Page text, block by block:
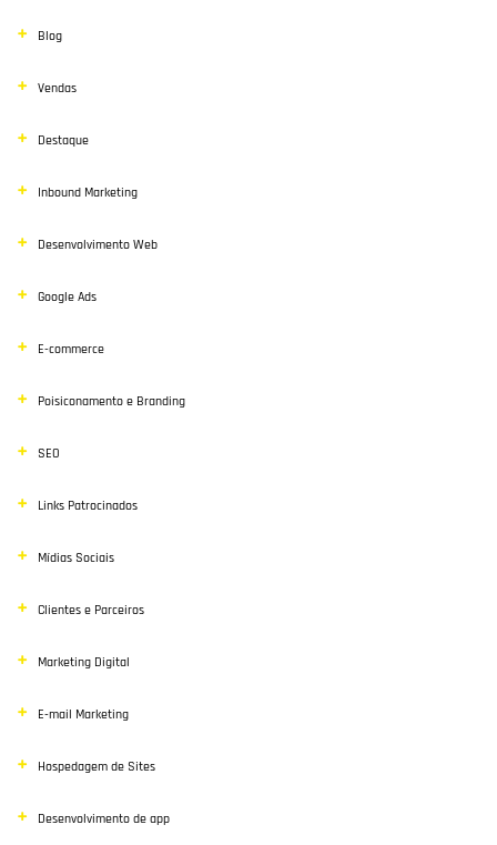
Blog
Vendas
Destaque
Inbound Marketing
Desenvolvimento Web
Google Ads
E-commerce
Poisiconamento e Branding
SEO
Links Patrocinados
Mídias Sociais
Clientes e Parceiros
Marketing Digital
E-mail Marketing
Hospedagem de Sites
Desenvolvimento de app